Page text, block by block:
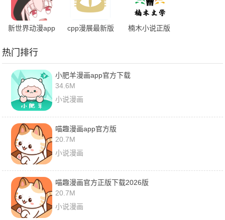
新世界动漫app
cpp漫展最新版
楠木小说正版
热门排行
小肥羊漫画app官方下载
34.6M
小说漫画
喵趣漫画app官方版
20.7M
小说漫画
喵趣漫画官方正版下载2026版
20.7M
小说漫画